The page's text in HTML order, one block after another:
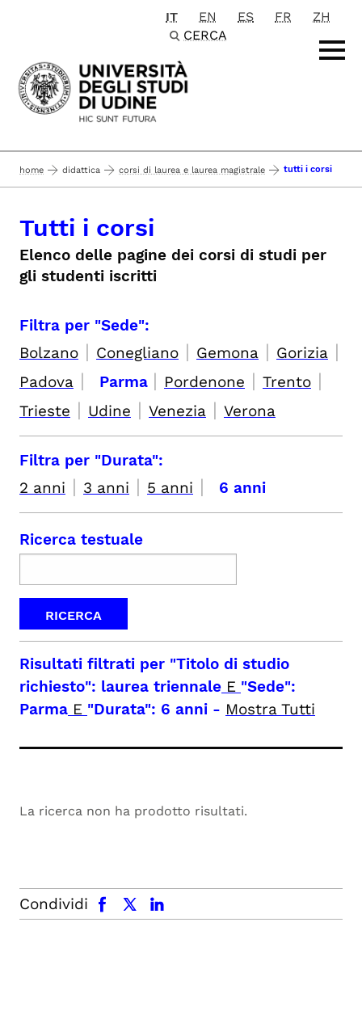
Passa al contenuto principale
IT EN ES FR
ZH
CERCA
home didattica corsi di laurea e laurea magistrale tutti i corsi
Tutti i corsi
Elenco delle pagine dei corsi di studi per
gli studenti iscritti
Filtra per "Sede":
Bolzano | Conegliano | Gemona | Gorizia |
Padova | Parma | Pordenone | Trento |
Trieste | Udine | Venezia | Verona
Filtra per "Durata":
2 anni | 3 anni | 5 anni | 6 anni
Ricerca testuale
Risultati filtrati per "Titolo di studio
richiesto": laurea triennale E "Sede":
Parma E "Durata": 6 anni - Mostra Tutti
La ricerca non ha prodotto risultati.
Condividi
facebook x.com linkedin